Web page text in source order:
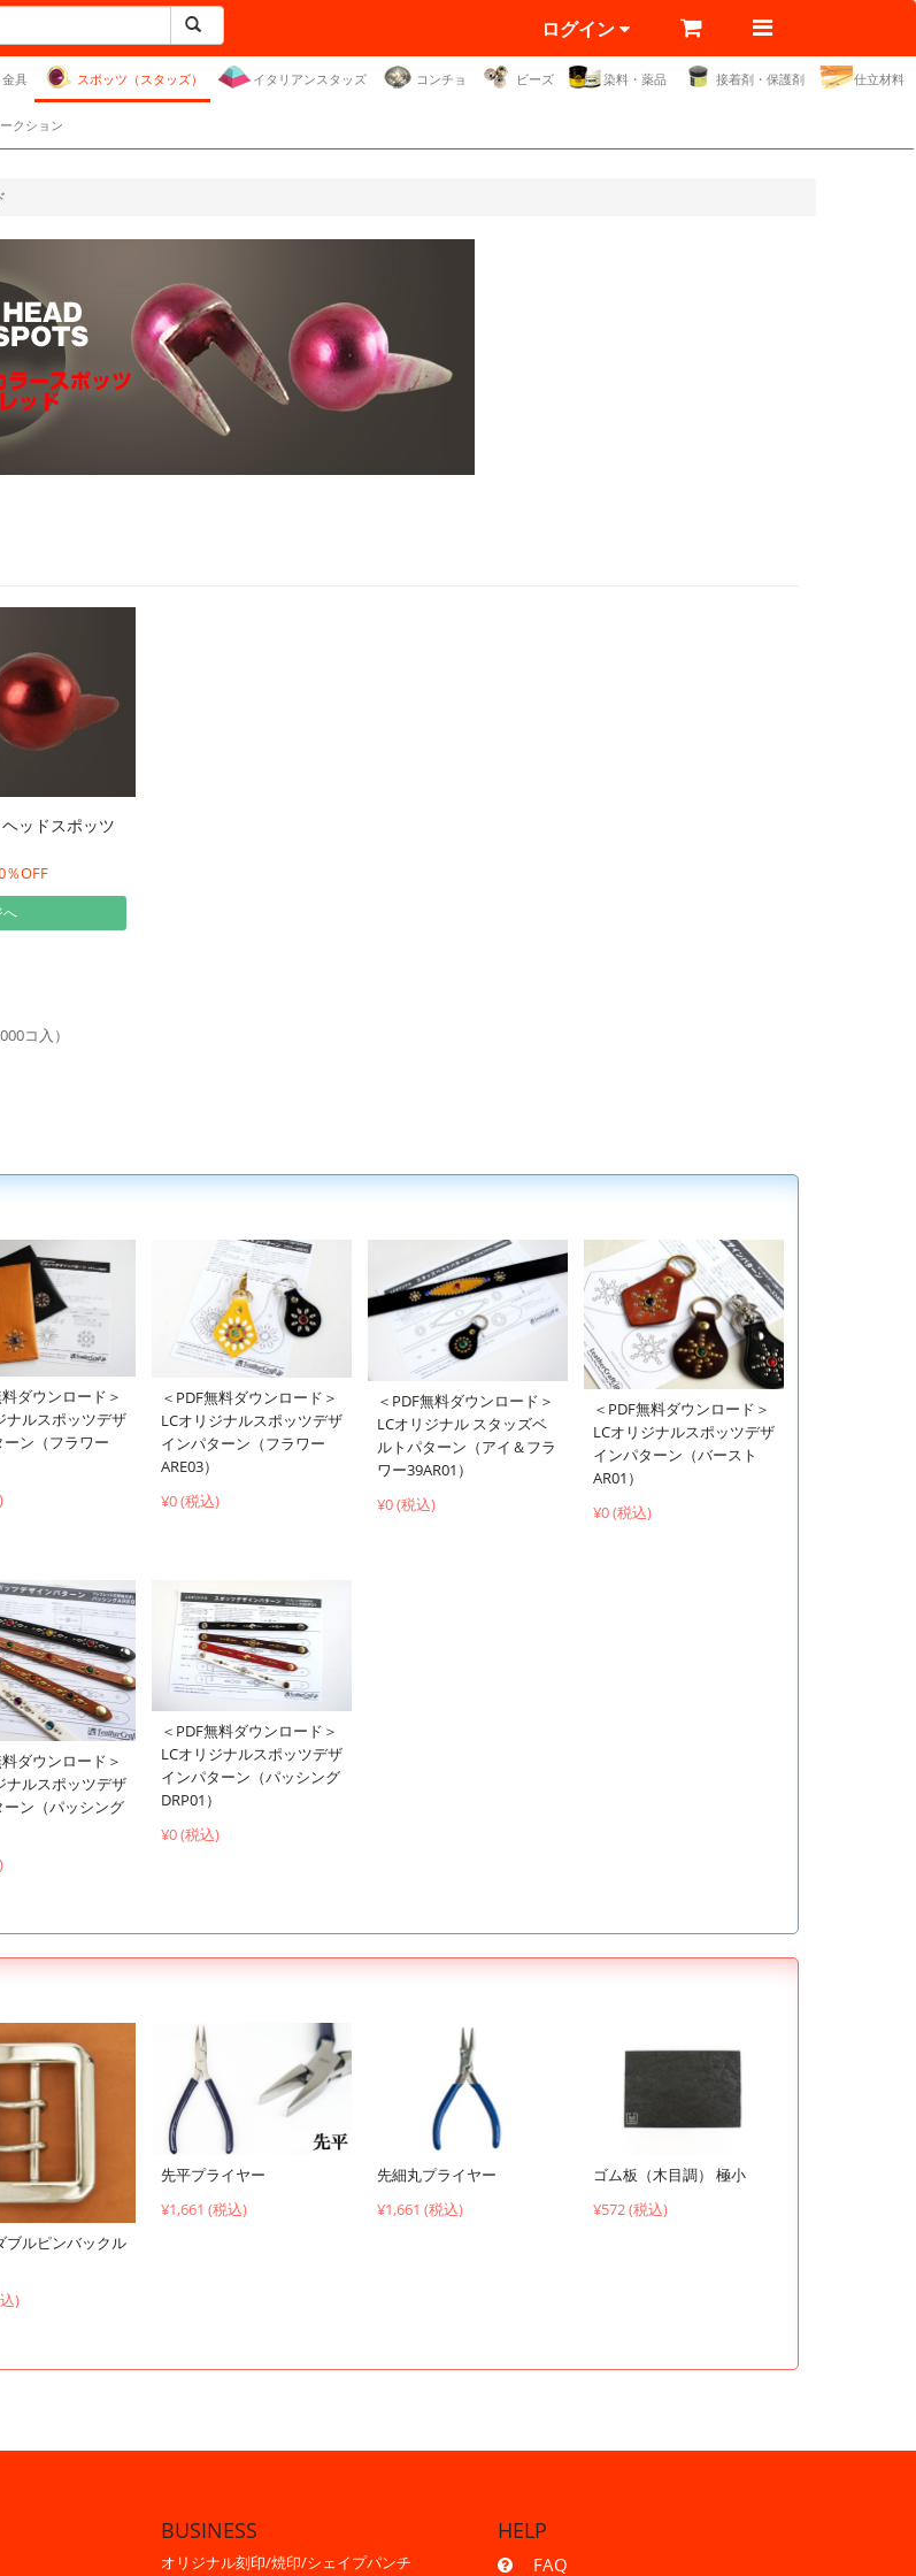
ログイン
金具 スポッツ（スタッズ） イタリアンスタッズ コンチョ ビーズ 染料・薬品 接着剤・保護剤 仕立材料
クション
ッドスポッツ
OFF
へ
コ入）
料ダウンロード＞
ナルスポッツデザ
ーン（フラワー
＜PDF無料ダウンロード＞
LCオリジナルスポッツデザ
インパターン（フラワー
ARE03）
¥0 (税込)
＜PDF無料ダウンロード＞
LCオリジナル スタッズベ
ルトパターン（アイ＆フラ
ワー39AR01）
¥0 (税込)
＜PDF無料ダウンロード＞
LCオリジナルスポッツデザ
インパターン（バースト
AR01）
¥0 (税込)
料ダウンロード＞
ナルスポッツデザ
ーン（パッシング
＜PDF無料ダウンロード＞
LCオリジナルスポッツデザ
インパターン（パッシング
DRP01）
¥0 (税込)
ブルピンバックル
)
先平プライヤー
¥1,661 (税込)
先細丸プライヤー
¥1,661 (税込)
ゴム板（木目調） 極小
¥572 (税込)
BUSINESS
オリジナル刻印/焼印/シェイプパンチ
HELP
FAQ